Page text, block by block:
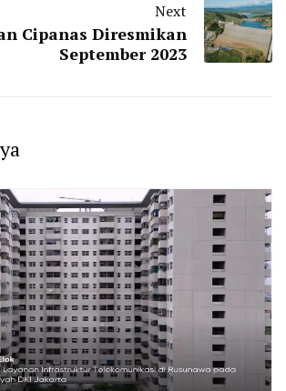
Next
Cipanas Diresmikan
September 2023